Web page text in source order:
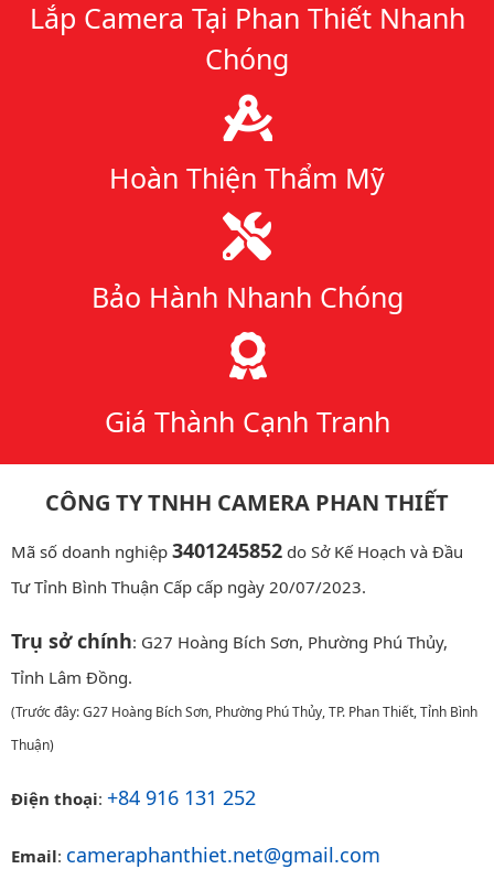
Lắp Camera Tại Phan Thiết Nhanh
Chóng
Hoàn Thiện Thẩm Mỹ
Bảo Hành Nhanh Chóng
Giá Thành Cạnh Tranh
CÔNG TY TNHH CAMERA PHAN THIẾT
Mã số doanh nghiệp 3401245852 do Sở Kế Hoạch và Đầu
Tư Tỉnh Bình Thuận Cấp cấp ngày 20/07/2023.
Trụ sở chính: G27 Hoàng Bích Sơn, Phường Phú Thủy,
Tỉnh Lâm Đồng.
(Trước đây: G27 Hoàng Bích Sơn, Phường Phú Thủy, TP. Phan Thiết, Tỉnh Bình
Thuận)
Điện thoại: +84 916 131 252
Email: cameraphanthiet.net@gmail.com